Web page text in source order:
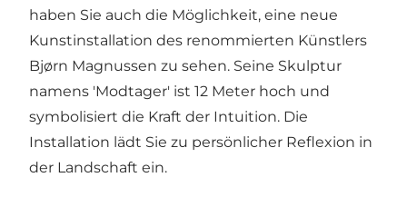
haben Sie auch die Möglichkeit, eine neue
Kunstinstallation des renommierten Künstlers
Bjørn Magnussen zu sehen. Seine Skulptur
namens 'Modtager' ist 12 Meter hoch und
symbolisiert die Kraft der Intuition. Die
Installation lädt Sie zu persönlicher Reflexion in
der Landschaft ein.